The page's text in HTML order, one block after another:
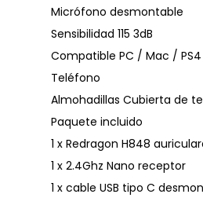
Micrófono desmontable
Sensibilidad 115 3dB
Compatible PC / Mac /
Teléfono
Almohadillas Cubierta de
Paquete incluido
1 x Redragon H848
1 x 2.4Ghz Nano receptor
1 x cable USB tipo C